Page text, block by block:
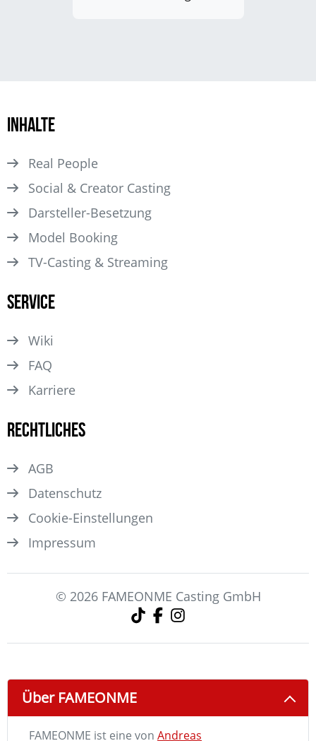
Inhalte
Real People
Social & Creator Casting
Darsteller­-Besetzung
Model Booking
TV-Casting & Streaming
Service
Wiki
FAQ
Karriere
Rechtliches
AGB
Datenschutz
Cookie-Einstellungen
Impressum
© 2026 FAMEONME Casting GmbH
Über FAMEONME
FAMEONME ist eine von Andreas